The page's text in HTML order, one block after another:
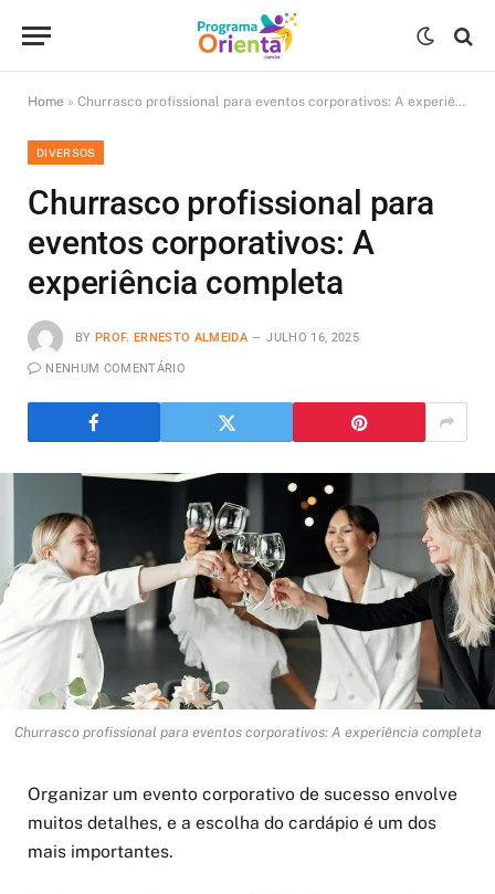
Home » Churrasco profissional para eventos corporativos: A experiência completa
DIVERSOS
Churrasco profissional para
eventos corporativos: A
experiência completa
BY PROF. ERNESTO ALMEIDA JULHO 16, 2025
NENHUM COMENTÁRIO
Churrasco profissional para eventos corporativos: A experiência completa
Organizar um evento corporativo de sucesso envolve
muitos detalhes, e a escolha do cardápio é um dos
mais importantes.